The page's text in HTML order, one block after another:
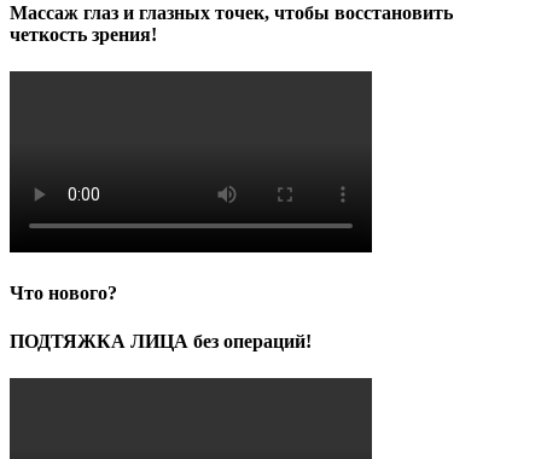
Массаж глаз и глазных точек, чтобы восстановить
четкость зрения!
Что нового?
ПОДТЯЖКА ЛИЦА без операций!